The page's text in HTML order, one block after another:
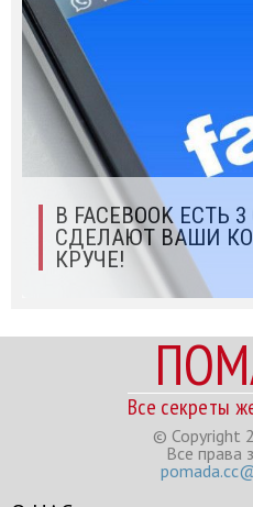
В FACEBOOK
СДЕЛАЮТ ВАШИ
КРУЧЕ!
Все секреты
© Copyright
Все права